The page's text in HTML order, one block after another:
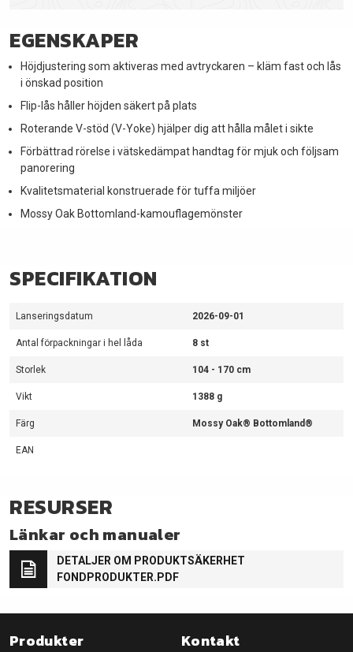
EGENSKAPER
Höjdjustering som aktiveras med avtryckaren – kläm fast och lås
i önskad position
Flip-lås håller höjden säkert på plats
Roterande V-stöd (V-Yoke) hjälper dig att hålla målet i sikte
Förbättrad rörelse i vätskedämpat handtag för mjuk och följsam
panorering
Kvalitetsmaterial konstruerade för tuffa miljöer
Mossy Oak Bottomland-kamouflagemönster
SPECIFIKATION
Lanseringsdatum 2026-09-01
Antal förpackningar i hel låda 8 st
Storlek 104 - 170 cm
Vikt 1388 g
Färg Mossy Oak® Bottomland®
EAN
RESURSER
Länkar och manualer
DETALJER OM PRODUKTSÄKERHET
FONDPRODUKTER.PDF
Produkter Kontakt